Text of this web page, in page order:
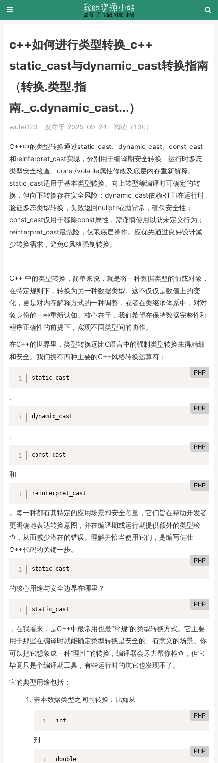
c++如何进行类型转换_c++
static_cast与dynamic_cast转换指南
（转换.类型.指
南._c.dynamic_cast...）
wufei123 发布于 2025-09-24 阅读（190）
C++中的类型转换通过static_cast、dynamic_cast、const_cast
和reinterpret_cast实现，分别用于编译期安全转换、运行时多态
类型安全检查、const/volatile属性修改及底层内存重新解释。
static_cast适用于基本类型转换、向上转型等编译时可确定的转
换，但向下转换存在安全风险；dynamic_cast依赖RTTI在运行时
验证多态类型转换，失败返回nullptr或抛异常，确保安全性；
const_cast仅用于移除const属性，需谨慎使用以防未定义行为；
reinterpret_cast最危险，仅限底层操作。应优先通过良好设计减
少转换需求，避免C风格强制转换。
C++ 中的类型转换，简单来说，就是将一种数据类型的值或对象，
在特定规则下，转换为另一种数据类型。这不仅仅是数值上的变
化，更是对内存解释方式的一种调整，或者在类继承体系中，对对
象身份的一种重新认知。核心在于，我们希望在保持数据完整性和
程序正确性的前提下，实现不同类型间的协作。
在C++的世界里，类型转换远比C语言中的强制类型转换来得精细
和安全。我们拥有四种主要的C++风格转换运算符：
PHP
static_cast
PHP
dynamic_cast
PHP
const_cast
和
PHP
reinterpret_cast
。每一种都有其特定的应用场景和安全考量，它们旨在帮助开发者
更明确地表达转换意图，并在编译期或运行期提供额外的类型检
查，从而减少潜在的错误。理解并恰当使用它们，是编写健壮
C++代码的关键一步。
PHP
static_cast
的核心用途与安全边界在哪里？
PHP
static_cast
，在我看来，是C++中最常用也最“常规”的类型转换方式。它主要
用于那些在编译时就能确定类型转换是安全的、有意义的场景。你
可以把它想象成一种“理性”的转换，编译器会尽力帮你检查，但它
毕竟只是个编译期工具，有些运行时的坑它也发现不了。
它的典型用途包括：
基本数据类型之间的转换：比如从
PHP
int
到
PHP
double